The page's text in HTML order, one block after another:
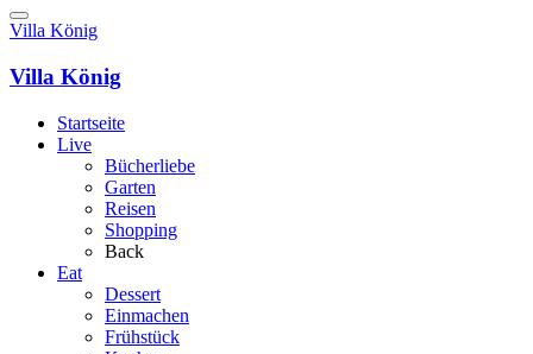
Villa König
Villa König
Startseite
Live
Bücherliebe
Garten
Reisen
Shopping
Back
Eat
Dessert
Einmachen
Frühstück